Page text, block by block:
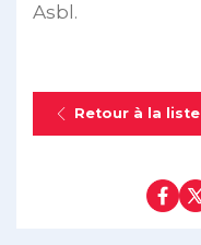
Asbl.
Retour à la liste